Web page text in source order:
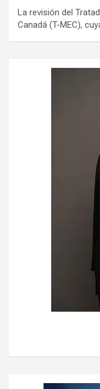
La revisión del
Canadá (T-MEC),